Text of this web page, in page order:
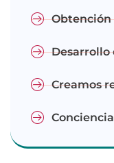
Obtención
Desarrollo
Creamos